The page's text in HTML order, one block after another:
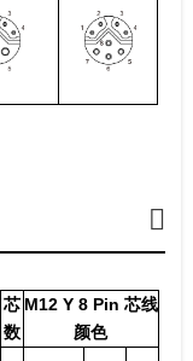
芯
数
M12 Y 8 Pin 芯线
颜色